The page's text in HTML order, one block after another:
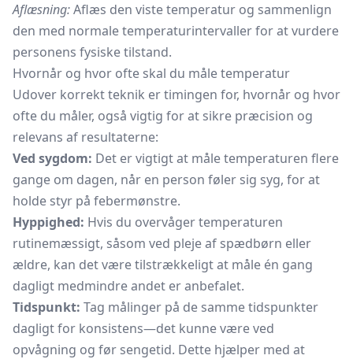
Aflæsning:Aflæs den viste temperatur og sammenlign
den med normale temperaturintervaller for at vurdere
personens fysiske tilstand.
Hvornår og hvor ofte skal du måle temperatur
Udover korrekt teknik er timingen for, hvornår og hvor
ofte du måler, også vigtig for at sikre præcision og
relevans af resultaterne:
Ved sygdom: Det er vigtigt at måle temperaturen flere
gange om dagen, når en person føler sig syg, for at
holde styr på febermønstre.
Hyppighed: Hvis du overvåger temperaturen
rutinemæssigt, såsom ved pleje af spædbørn eller
ældre, kan det være tilstrækkeligt at måle én gang
dagligt medmindre andet er anbefalet.
Tidspunkt: Tag målinger på de samme tidspunkter
dagligt for konsistens—det kunne være ved
opvågning og før sengetid. Dette hjælper med at